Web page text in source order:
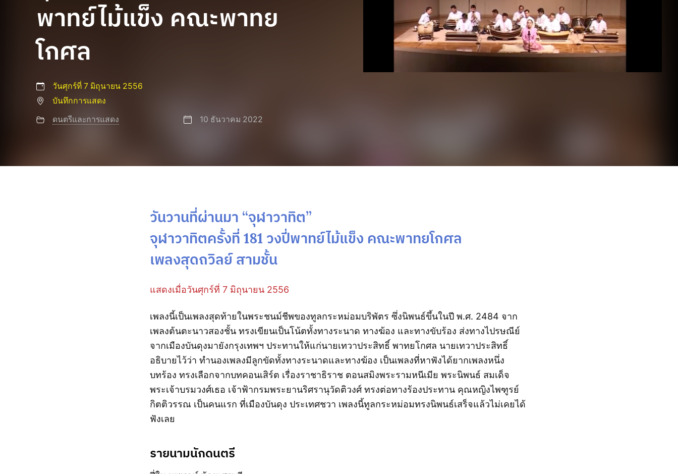
พาทย์ไม้แข็ง คณะพาทย
โกศล
วันศุกร์ที่ 7 มิถุนายน 2556
บันทึกการแสดง
ดนตรีและการแสดง
10 ธันวาคม 2022
วันวานที่ผ่านมา “จุฬาวาทิต”
จุฬาวาทิตครั้งที่ 181 วงปี่พาทย์ไม้แข็ง คณะพาทยโกศล
เพลงสุดถวิลย์ สามชั้น
แสดงเมื่อวันศุกร์ที่ 7 มิถุนายน 2556
เพลงนี้เป็นเพลงสุดท้ายในพระชนม์ชีพของทูลกระหม่อมบริพัตร ซึ่งนิพนธ์ขึ้นในปี พ.ศ. 2484 จาก
เพลงต้นตะนาวสองชั้น ทรงเขียนเป็นโน้ตทั้งทางระนาด ทางฆ้อง และทางขับร้อง ส่งทางไปรษณีย์
จากเมืองบันดุงมายังกรุงเทพฯ ประทานให้แก่นายเทวาประสิทธิ์ พาทยโกศล นายเทวาประสิทธิ์
อธิบายไว้ว่า ทำนองเพลงมีลูกขัดทั้งทางระนาดและทางฆ้อง เป็นเพลงที่หาฟังได้ยากเพลงหนึ่ง
บทร้อง ทรงเลือกจากบทคอนเสิร์ต เรื่องราชาธิราช ตอนสมิงพระรามหนีเมีย พระนิพนธ์ สมเด็จ
พระเจ้าบรมวงศ์เธอ เจ้าฟ้ากรมพระยานริศรานุวัดติวงศ์ ทรงต่อทางร้องประทาน คุณหญิงไพฑูรย์
กิตติวรรณ เป็นคนแรก ที่เมืองบันดุง ประเทศชวา เพลงนี้ทูลกระหม่อมทรงนิพนธ์เสร็จแล้วไม่เคยได้
ฟังเลย
รายนามนักดนตรี